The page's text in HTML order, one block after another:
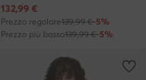
Prezzo attuale
132,99 €
Prezzo regolare139,99 €-5%
Prezzo più basso139,99 €-5%